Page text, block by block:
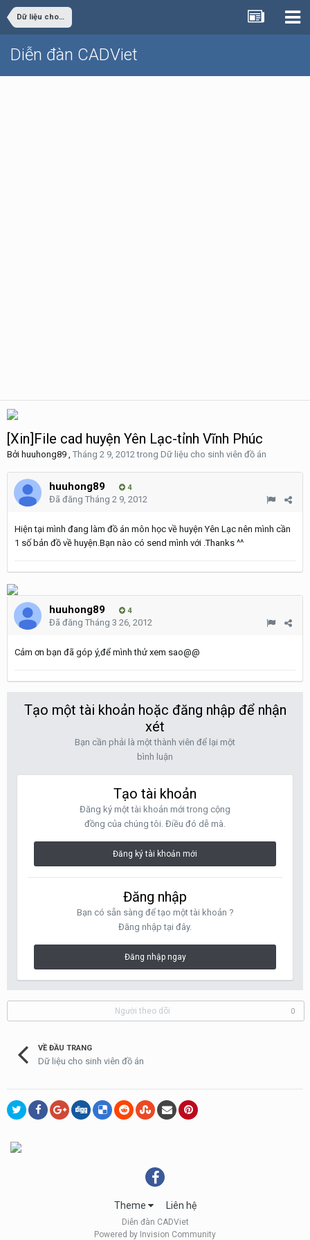
Dữ liệu cho sinh viên đồ án
Diễn đàn CADViet
[Xin]File cad huyện Yên Lạc-tỉnh Vĩnh Phúc
Bởi huuhong89 , Tháng 2 9, 2012trong Dữ liệu cho sinh viên đồ án
huuhong89 4
Đã đăng Tháng 2 9, 2012
Hiện tại mình đang làm đồ án môn học về huyện Yên Lạc nên mình cần
1 số bản đồ về huyện.Bạn nào có send mình với .Thanks ^^
huuhong89 4
Đã đăng Tháng 3 26, 2012
Cảm ơn bạn đã góp ý,để mình thử xem sao@@
Tạo một tài khoản hoặc đăng nhập để nhận
xét
Bạn cần phải là một thành viên để lại một
bình luận
Tạo tài khoản
Đăng ký một tài khoản mới trong cộng
đồng của chúng tôi. Điều đó dễ mà.
Đăng ký tài khoản mới
Đăng nhập
Bạn có sẵn sàng để tạo một tài khoản ?
Đăng nhập tại đây.
Đăng nhập ngay
Người theo dõi 0
VỀ ĐẦU TRANG
Dữ liệu cho sinh viên đồ án
Theme Liên hệ
Diễn đàn CADViet
Powered by Invision Community